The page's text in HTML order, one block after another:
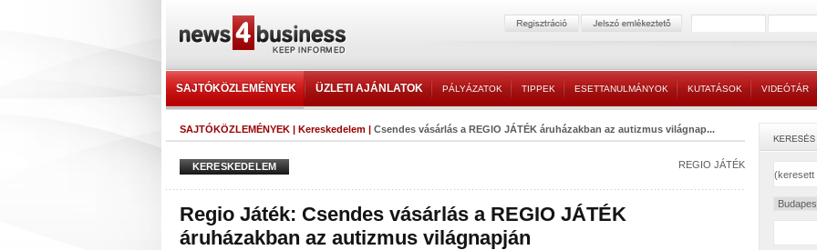
SAJTÓKÖZLEMÉNYEK ÜZLETI AJÁNLATOK PÁLYÁZATOK TIPPEK ESETTANULMÁNYOK KUTATÁSOK VIDEÓTÁR
SAJTÓKÖZLEMÉNYEK | Kereskedelem | Csendes vásárlás a REGIO JÁTÉK áruházakban az autizmus világnap...
KERESKEDELEM REGIO JÁTÉK
Regio Játék: Csendes vásárlás a REGIO JÁTÉK
áruházakban az autizmus világnapján